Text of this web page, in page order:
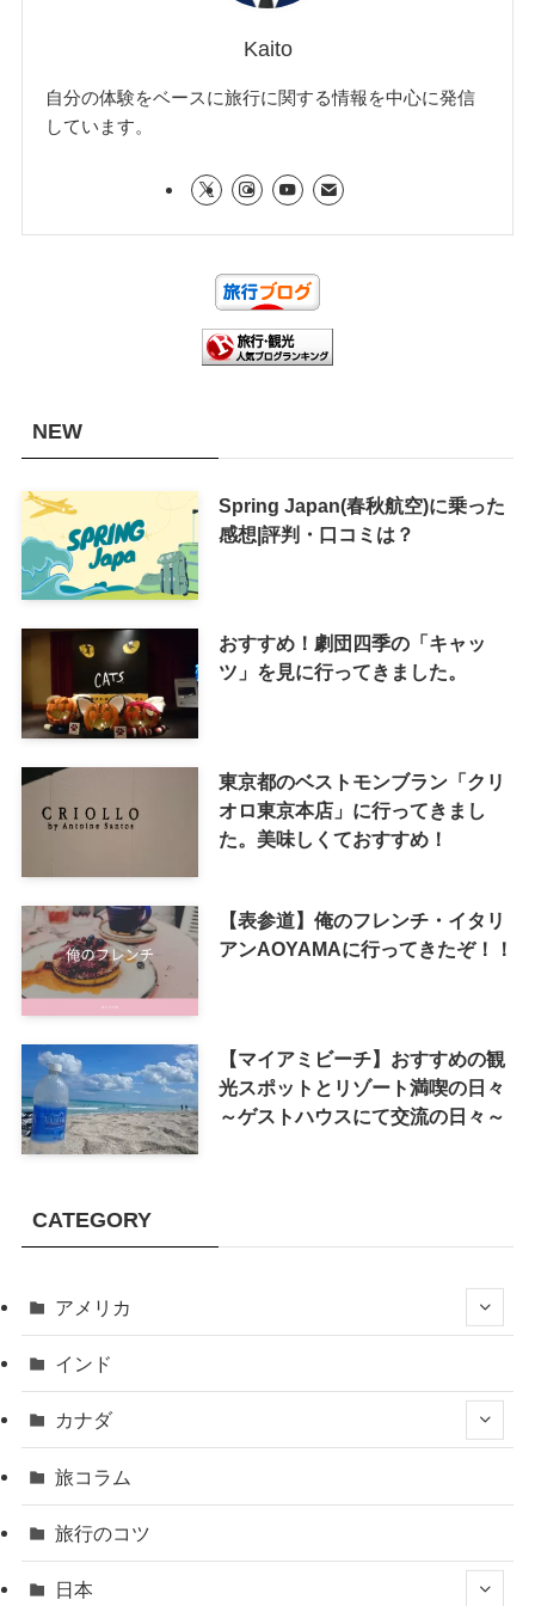
Kaito
自分の体験をベースに旅行に関する情報を中心に発信
しています。
NEW
Spring Japan(春秋航空)に乗った
感想|評判・口コミは？
おすすめ！劇団四季の「キャッ
ツ」を見に行ってきました。
東京都のベストモンブラン「クリ
オロ東京本店」に行ってきまし
た。美味しくておすすめ！
【表参道】俺のフレンチ・イタリ
アンAOYAMAに行ってきたぞ！！
【マイアミビーチ】おすすめの観
光スポットとリゾート満喫の日々
～ゲストハウスにて交流の日々～
CATEGORY
アメリカ
インド
カナダ
旅コラム
旅行のコツ
日本